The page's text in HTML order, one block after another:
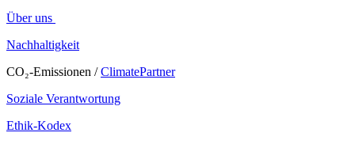
Über uns
Nachhaltigkeit
CO₂-Emissionen /ClimatePartner
Soziale Verantwortung
Ethik-Kodex